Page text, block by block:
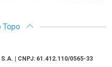
Topo
| CNPJ: 61.412.110/0565-33